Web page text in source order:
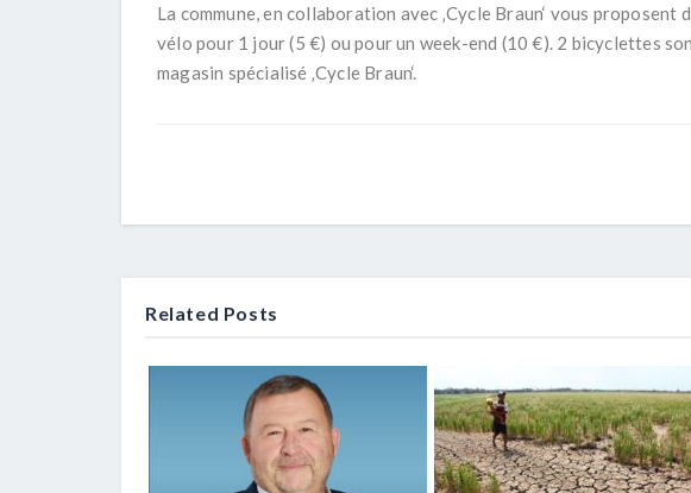
La commune, en collaboration avec ‚Cycle Braun‘ vous
vélo pour 1 jour (5 €) ou pour un week-end (10 €). 2 bicyclettes
magasin spécialisé ‚Cycle Braun‘.
Related Posts